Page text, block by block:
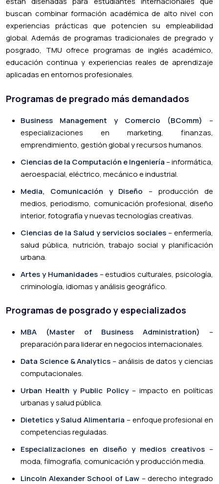
buscan combinar formación académica de alto nivel con
experiencias prácticas que potencien su empleabilidad
global. Además de programas tradicionales de pregrado y
posgrado, TMU ofrece programas de inglés académico,
educación continua y experiencias reales de aprendizaje
aplicadas en entornos profesionales.
Programas de pregrado más demandados
Business Management y Comercio (BComm) –
especializaciones en marketing, finanzas,
emprendimiento, gestión global y recursos humanos.
Ciencias de la Computación e Ingeniería – informática,
aeroespacial, eléctrico, mecánico e industrial.
Media, Comunicación y Diseño – producción de
medios, periodismo, comunicación profesional, diseño
interior, fotografía y nuevas tecnologías creativas.
Ciencias de la Salud y servicios sociales – enfermería,
salud pública, nutrición, trabajo social y planificación
urbana.
Artes y Humanidades– estudios culturales, psicología,
criminología, idiomas y análisis geográfico.
Programas de posgrado y especializados
MBA (Master of Business Administration) –
preparación para liderar en negocios internacionales.
Data Science & Analytics – análisis de datos y ciencias
computacionales.
Urban Health y Public Policy– impacto en políticas
urbanas y salud pública.
Dietetics y Salud Alimentaria – enfoque profesional en
competencias reguladas.
Especializaciones en diseño y medios creativos –
moda, filmografía, comunicación y producción media.
Lincoln Alexander School of Law– derecho integrado